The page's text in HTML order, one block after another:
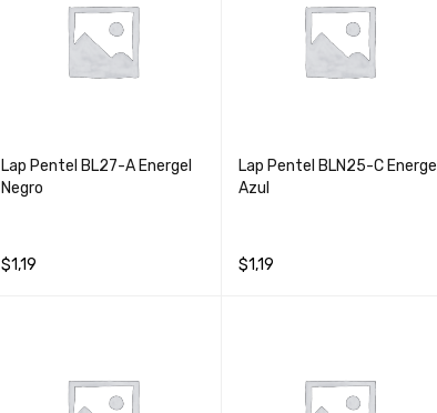
Lap Pentel BL27-A Energel
Negro
$1,19
Lap Pentel BLN25-C Energel
Azul
$1,19